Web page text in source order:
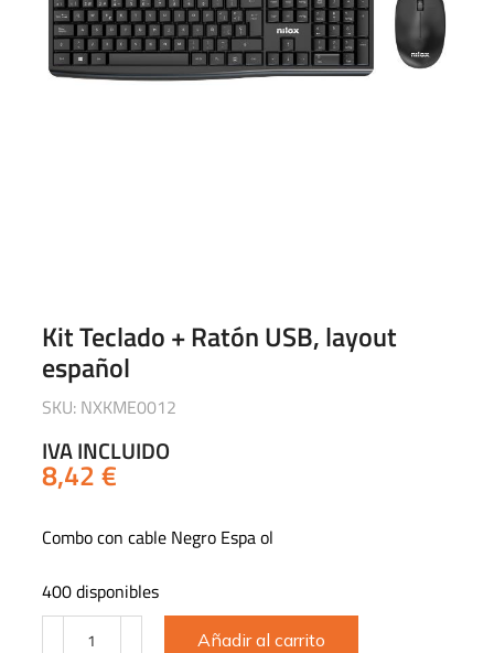
Kit Teclado + Ratón USB, layout
español
SKU: NXKME0012
IVA INCLUIDO
8,42€
Combo con cable Negro Espa ol
400 disponibles
Añadir al carrito